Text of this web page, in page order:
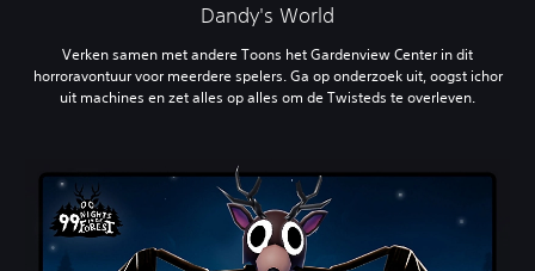
Dandy's World
Verken samen met andere Toons het Gardenview Center in dit
horroravontuur voor meerdere spelers. Ga op onderzoek uit, oogst ichor
uit machines en zet alles op alles om de Twisteds te overleven.